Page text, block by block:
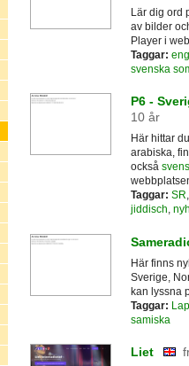
Lär dig ord
av bilder
Player i
Taggar:
svenska
P6 -
10 år
Här hittar
arabiska,
också
Taggar: SR
jiddisch,
Här finns
Sverige,
kan lyssna
Taggar:
samiska
Liet